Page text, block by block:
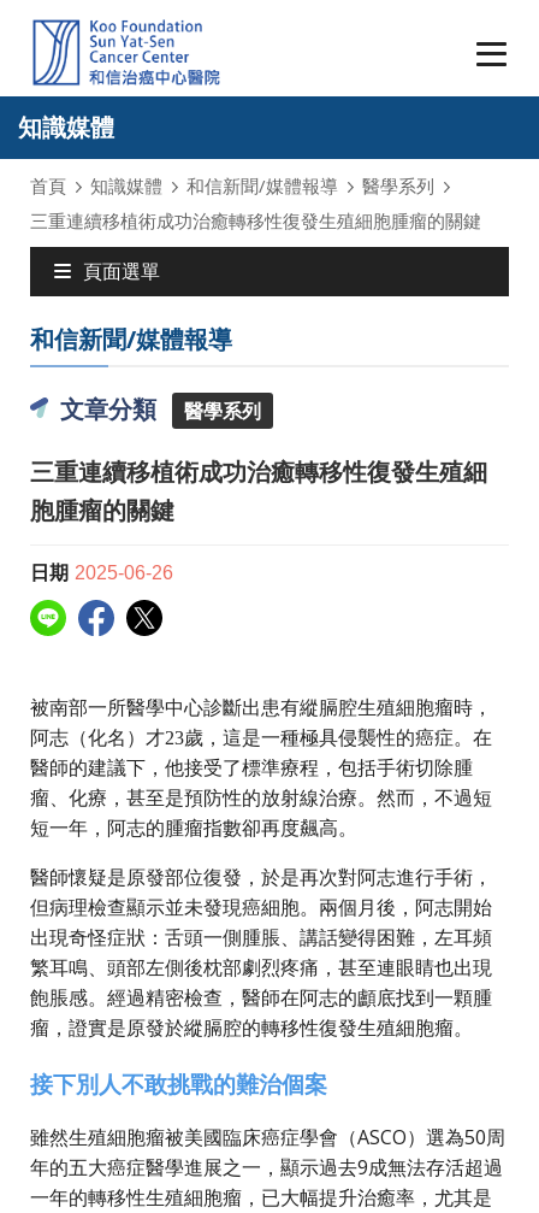
知識媒體
首頁 知識媒體 和信新聞/媒體報導
醫學系列
三重連續移植術成功治癒轉移性復發生殖細胞腫瘤的關鍵
頁面選單
和信新聞/媒體報導
文章分類 醫學系列
三重連續移植術成功治癒轉移性復發生殖細
胞腫瘤的關鍵
日期 2025-06-26
被南部一所醫學中心診斷出患有縱膈腔生殖細胞瘤時，
阿志（化名）才23歲，這是一種極具侵襲性的癌症。在
醫師的建議下，他接受了標準療程，包括手術切除腫
瘤、化療，甚至是預防性的放射線治療。然而，不過短
短一年，阿志的腫瘤指數卻再度飆高。
醫師懷疑是原發部位復發，於是再次對阿志進行手術，
但病理檢查顯示並未發現癌細胞。兩個月後，阿志開始
出現奇怪症狀：舌頭一側腫脹、講話變得困難，左耳頻
繁耳鳴、頭部左側後枕部劇烈疼痛，甚至連眼睛也出現
飽脹感。經過精密檢查，醫師在阿志的顱底找到一顆腫
瘤，證實是原發於縱膈腔的轉移性復發生殖細胞瘤。
接下別人不敢挑戰的難治個案
雖然生殖細胞瘤被美國臨床癌症學會（ASCO）選為50周
年的五大癌症醫學進展之一，顯示過去9成無法存活超過
一年的轉移性生殖細胞瘤，已大幅提升治癒率，尤其是